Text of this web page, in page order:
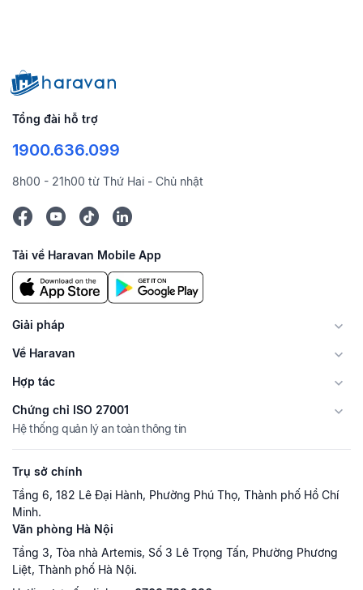
Tổng đài hỗ trợ
1900.636.099
8h00 - 21h00 từ Thứ Hai - Chủ nhật
Tải về Haravan Mobile App
Giải pháp
Về Haravan
Hợp tác
Chứng chỉ ISO 27001
Hệ thống quản lý an toàn thông tin
Trụ sở chính
Tầng 6, 182 Lê Đại Hành, Phường Phú Thọ, Thành phố Hồ Chí
Minh.
Văn phòng Hà Nội
Tầng 3, Tòa nhà Artemis, Số 3 Lê Trọng Tấn, Phường Phương
Liệt, Thành phố Hà Nội.